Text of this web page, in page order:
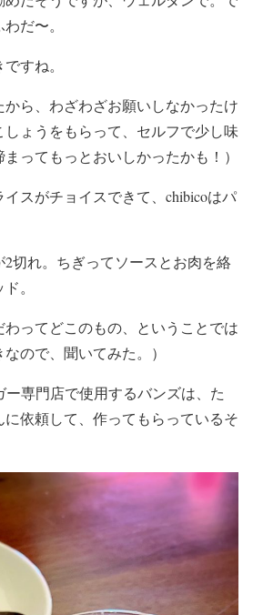
だ〜。
すね。
から、わざわざお願いしなかったけ
ょうをもらって、セルフで少し味
ってもっとおいしかったかも！）
スがチョイスできて、chibicoはパ
切れ。ちぎってソースとお肉を絡
。
ってどこのもの、ということでは
ので、聞いてみた。）
専門店で使用するバンズは、た
に依頼して、作ってもらっているそ